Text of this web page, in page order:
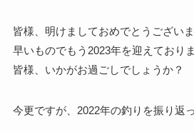
皆様、明けましておめでとうございま
早いものでもう2023年を迎えておりま
皆様、いかがお過ごしでしょうか？
今更ですが、2022年の釣りを振り返